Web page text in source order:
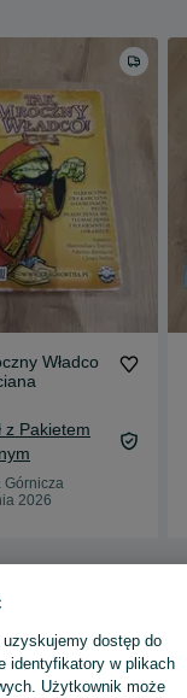
Władco
z Pakietem
Górnicza
2026
planszowe - Śląskie
dostęp do
identyfikatory w plikach
Użytkownik może